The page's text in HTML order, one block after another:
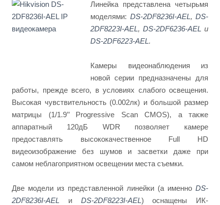
Линейка представлена четырьмя
моделями: DS-2DF8236I-AEL, DS-
2DF8223I-AEL, DS-2DF6236-AEL и
DS-2DF6223-AEL.
Камеры видеонаблюдения из
новой серии предназначены для
работы, прежде всего, в условиях слабого освещения.
Высокая чувствительность (0.002лк) и большой размер
матрицы (1/1.9’’ Progressive Scan CMOS), а также
аппаратный 120дБ WDR позволяет камере
предоставлять высококачественное Full HD
видеоизображение без шумов и засветки даже при
самом неблагоприятном освещении места съемки.
Две модели из представленной линейки (а именно DS-
2DF8236I-AEL и DS-2DF8223I-AEL) оснащены ИК-